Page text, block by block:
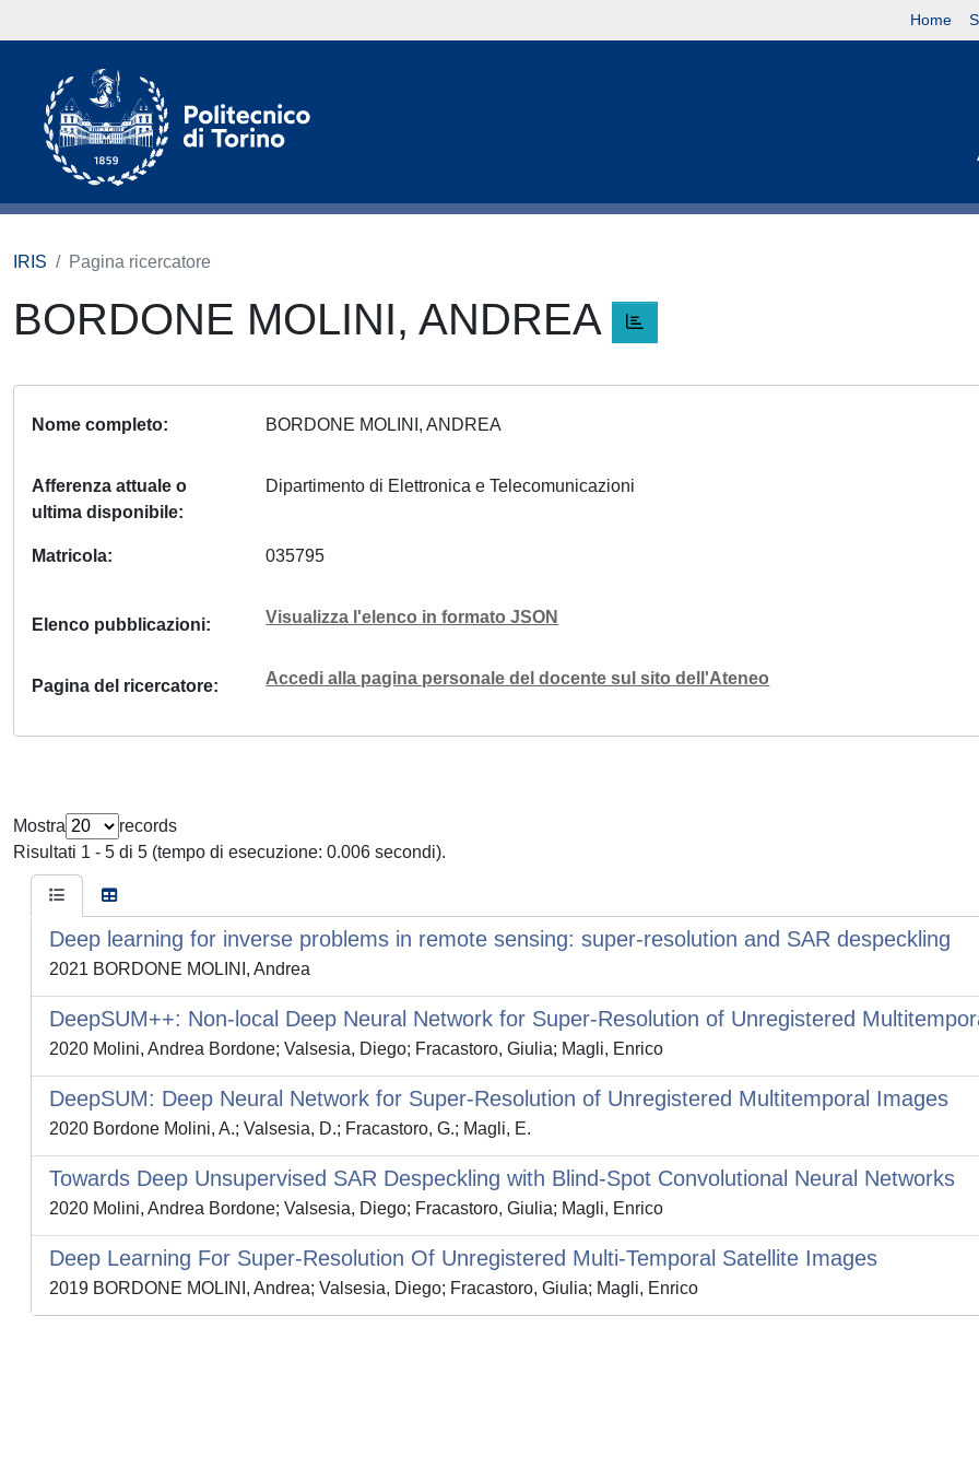
Home
IRIS Pagina ricercatore
BORDONE MOLINI, ANDREA
Nome completo BORDONE MOLINI, ANDREA
Afferenza attuale o
ultima disponibile
Dipartimento di Elettronica e Telecomunicazioni
Matricola 035795
Elenco pubblicazioni Visualizza l'elenco in formato JSON
Pagina del ricercatore Accedi alla pagina personale del docente sul sito dell'Ateneo
Mostra
records
Risultati 1 - 5 di 5 (tempo di esecuzione: 0.006 secondi).
Deep learning for inverse problems in remote sensing: super-resolution and SAR despeckling
2021 BORDONE MOLINI, Andrea
DeepSUM++: Non-local Deep Neural Network for Super-Resolution of Unregistered
2020 Molini, Andrea Bordone; Valsesia, Diego; Fracastoro, Giulia; Magli, Enrico
DeepSUM: Deep Neural Network for Super-Resolution of Unregistered Multitemporal Images
2020 Bordone Molini, A.; Valsesia, D.; Fracastoro, G.; Magli, E.
Towards Deep Unsupervised SAR Despeckling with Blind-Spot Convolutional Neural Networks
2020 Molini, Andrea Bordone; Valsesia, Diego; Fracastoro, Giulia; Magli, Enrico
Deep Learning For Super-Resolution Of Unregistered Multi-Temporal Satellite Images
2019 BORDONE MOLINI, Andrea; Valsesia, Diego; Fracastoro, Giulia; Magli, Enrico